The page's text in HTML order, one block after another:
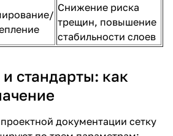
Снижение риска
трещин, повышение
стабильности слоев
стандарты: как
документации сетку